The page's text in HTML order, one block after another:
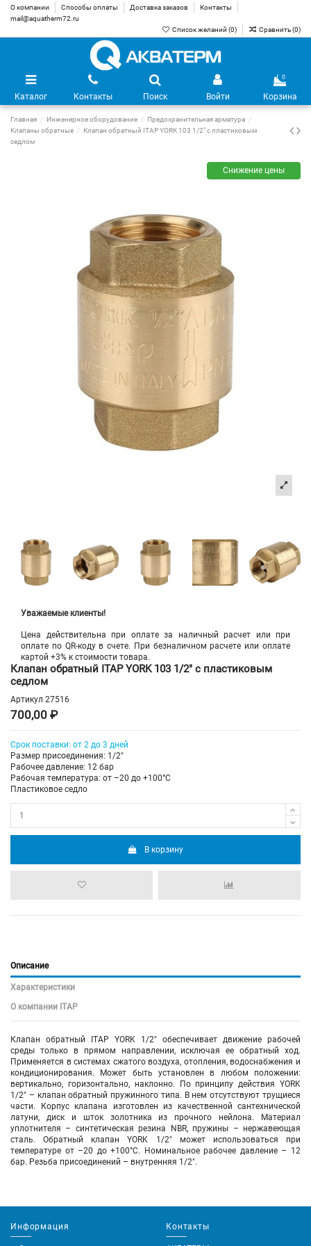
О компании Способы оплаты Доставка заказов
Контакты
mail@aquatherm72.ru
Список желаний (0) Сравнить (0)
Каталог Контакты Поиск Войти
0
Корзина
Главная Инженерное оборудование
Предохранительная арматура
Клапаны обратные
Клапан обратный ITAP YORK 103 1/2" с пластиковым
седлом
Снижение цены
Уважаемые клиенты!
Цена действительна при оплате за наличный расчет или при
оплате по QR-коду в счете. При безналичном расчете или оплате
картой +3% к стоимости товара.
Клапан обратный ITAP YORK 103 1/2" с пластиковым
седлом
Артикул 27516
700,00 ₽
Срок поставки: от 2 до 3 дней
Размер присоединения: 1/2"
Рабочее давление: 12 бар
Рабочая температура: от –20 до +100°С
Пластиковое седло
В корзину
Описание
Характеристики
О компании ITAP
Клапан обратный ITAP YORK 1/2" обеспечивает движение рабочей
среды только в прямом направлении, исключая ее обратный ход.
Применяется в системах сжатого воздуха, отопления, водоснабжения и
кондиционирования. Может быть установлен в любом положении:
вертикально, горизонтально, наклонно. По принципу действия YORK
1/2" – клапан обратный пружинного типа. В нем отсутствуют трущиеся
части. Корпус клапана изготовлен из качественной сантехнической
латуни, диск и шток золотника из прочного нейлона. Материал
уплотнителя – синтетическая резина NBR, пружины – нержавеющая
сталь. Обратный клапан YORK 1/2" может использоваться при
температуре от –20 до +100°С. Номинальное рабочее давление – 12
бар. Резьба присоединений – внутренняя 1/2".
Информация Контакты